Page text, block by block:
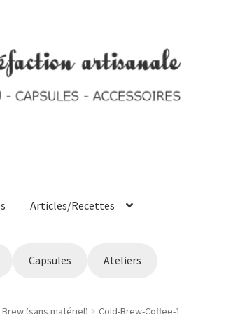
Articles/Recettes
Capsules Ateliers